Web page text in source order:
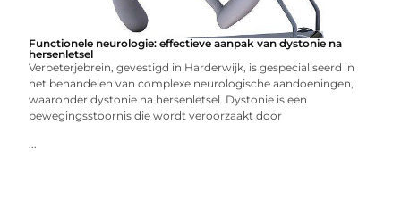
Functionele neurologie: effectieve aanpak van dystonie na
hersenletsel
Verbeterjebrein, gevestigd in Harderwijk, is gespecialiseerd in
het behandelen van complexe neurologische aandoeningen,
waaronder dystonie na hersenletsel. Dystonie is een
bewegingsstoornis die wordt veroorzaakt door
...